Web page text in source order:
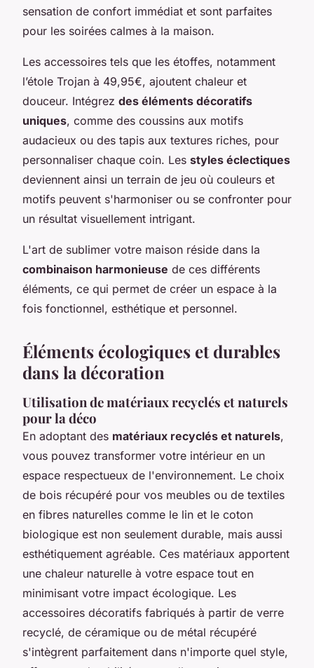
sensation de confort immédiat et sont parfaites
pour les soirées calmes à la maison.
Les accessoires tels que les étoffes, notamment
l’étole Trojan à 49,95€, ajoutent chaleur et
douceur. Intégrez des éléments décoratifs
uniques, comme des coussins aux motifs
audacieux ou des tapis aux textures riches, pour
personnaliser chaque coin. Les styles éclectiques
deviennent ainsi un terrain de jeu où couleurs et
motifs peuvent s'harmoniser ou se confronter pour
un résultat visuellement intrigant.
L'art de sublimer votre maison réside dans la
combinaison harmonieuse de ces différents
éléments, ce qui permet de créer un espace à la
fois fonctionnel, esthétique et personnel.
Éléments écologiques et durables
dans la décoration
Utilisation de matériaux recyclés et naturels
pour la déco
En adoptant des matériaux recyclés et naturels,
vous pouvez transformer votre intérieur en un
espace respectueux de l'environnement. Le choix
de bois récupéré pour vos meubles ou de textiles
en fibres naturelles comme le lin et le coton
biologique est non seulement durable, mais aussi
esthétiquement agréable. Ces matériaux apportent
une chaleur naturelle à votre espace tout en
minimisant votre impact écologique. Les
accessoires décoratifs fabriqués à partir de verre
recyclé, de céramique ou de métal récupéré
s'intègrent parfaitement dans n'importe quel style,